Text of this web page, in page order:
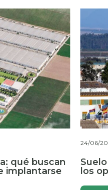
qué buscan
implantarse
24/06/
los